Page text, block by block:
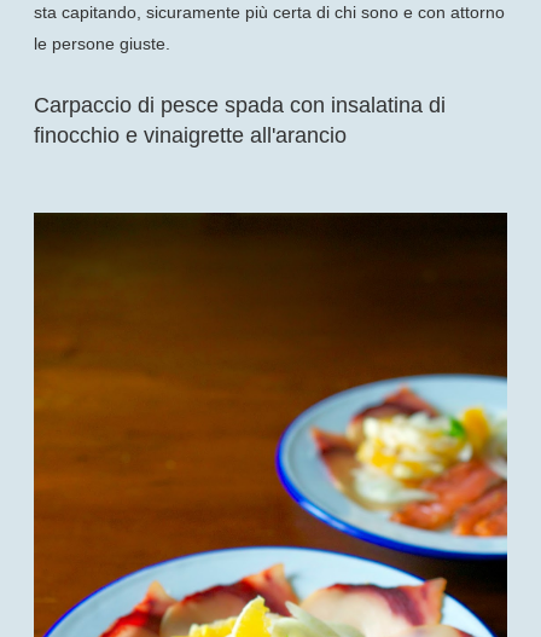
sta capitando, sicuramente più certa di chi sono e con attorno
le persone giuste.
Carpaccio di pesce spada con insalatina di
finocchio e vinaigrette all'arancio